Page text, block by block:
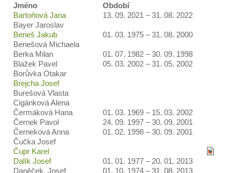
Jméno
Období
Bartoňová Jana
13. 09. 2021 – 31. 08. 2022
Bayer Jaroslav
Beneš Jakub
01. 03. 1975 – 31. 08. 2000
Benešová Michaela
Berka Milan
01. 07. 1982 – 30. 09. 1998
Blažek Pavel
05. 03. 2002 – 31. 05. 2002
Borůvka Otakar
Brejcha Josef
Burešová Vlasta
Cigánková Alena
Čermáková Hana
01. 03. 1969 – 15. 03. 2002
Černek Pavol
24. 09. 1997 – 30. 09. 2001
Černeková Anna
01. 02. 1998 – 30. 09. 2001
Čučka Josef
Čupr Karel
Dalík Josef
01. 01. 1977 – 20. 01. 2013
Daněček, Josef
01. 10. 1974 – 31. 08. 2013